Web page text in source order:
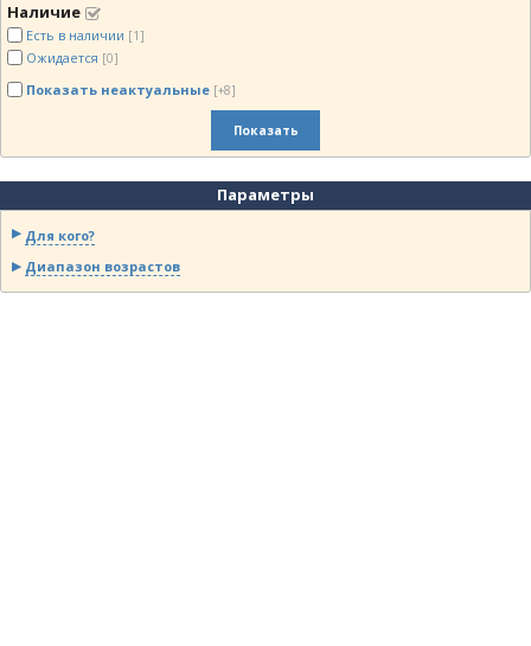
Наличие
Есть в наличии [1]
Ожидается [0]
Показать неактуальные [+8]
Показать
Параметры
Для кого?
Диапазон возрастов